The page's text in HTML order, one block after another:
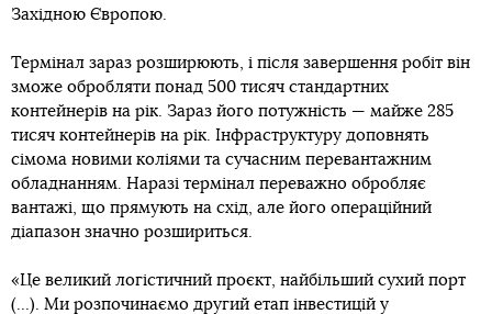
Західною Європою.
Термінал зараз розширюють, і після завершення робіт він
зможе обробляти понад 500 тисяч стандартних
контейнерів на рік. Зараз його потужність — майже 285
тисяч контейнерів на рік. Інфраструктуру доповнять
сімома новими коліями та сучасним перевантажним
обладнанням. Наразі термінал переважно обробляє
вантажі, що прямують на схід, але його операційний
діапазон значно розшириться.
«Це великий логістичний проєкт, найбільший сухий порт
(...). Ми розпочинаємо другий етап інвестицій у